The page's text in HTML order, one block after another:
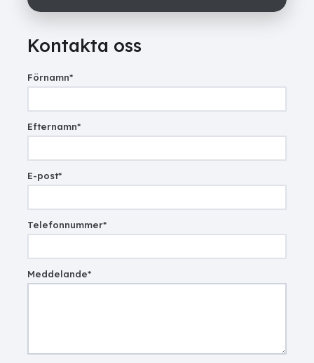
Kontakta oss
Förnamn*
Efternamn*
E-post*
Telefonnummer*
Meddelande*